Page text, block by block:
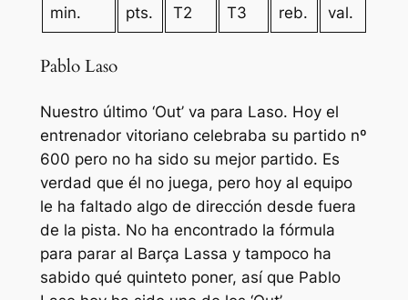
min.
pts.
T2
T3
reb.
val.
Pablo Laso
Nuestro último ‘Out’ va para Laso. Hoy el
entrenador vitoriano celebraba su partido nº
600 pero no ha sido su mejor partido. Es
verdad que él no juega, pero hoy al equipo
le ha faltado algo de dirección desde fuera
de la pista. No ha encontrado la fórmula
para parar al Barça Lassa y tampoco ha
sabido qué quinteto poner, así que Pablo